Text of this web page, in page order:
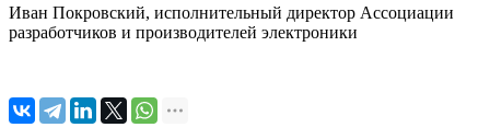
Иван Покровский, исполнительный директор Ассоциации
разработчиков и производителей электроники